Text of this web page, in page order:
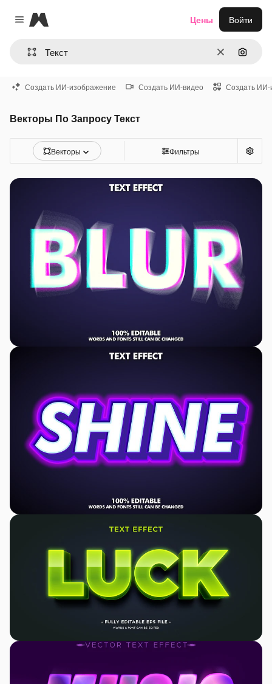
Close menu
Magnific
ОчиститьПоиск
Цены Войти
Создать ИИ-изображение Создать ИИ-видео Создать ИИ-
Векторы По Запросу Текст
Векторы Фильтры